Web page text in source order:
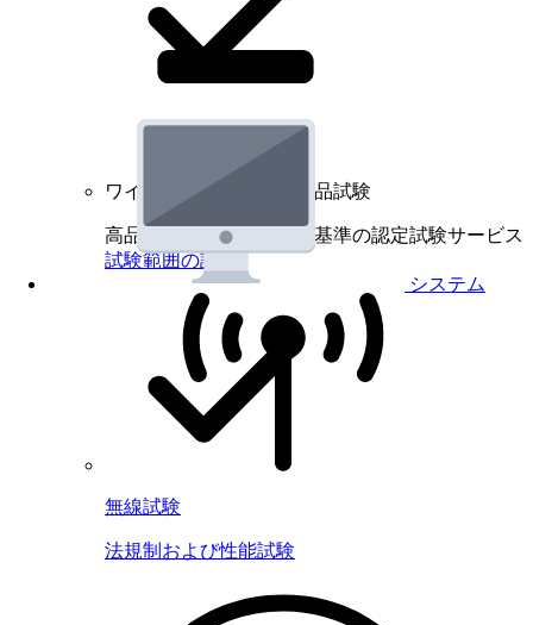
システム
ワイヤレスデバイスの製品試験
高品質規格に基づく国際基準の認定試験サービス
試験範囲の詳細
無線試験
法規制および性能試験